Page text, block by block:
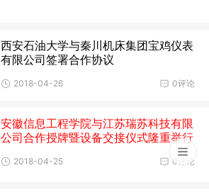
西安石油大学与秦川机床集团宝鸡仪表
有限公司签署合作协议
0评论
2018-04-26
安徽信息工程学院与江苏瑞苏科技有限
公司合作授牌暨设备交接仪式隆重举行
0评论
2018-04-25